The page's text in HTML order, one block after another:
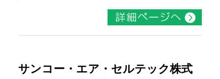
サンコー・エア・セルテック株式